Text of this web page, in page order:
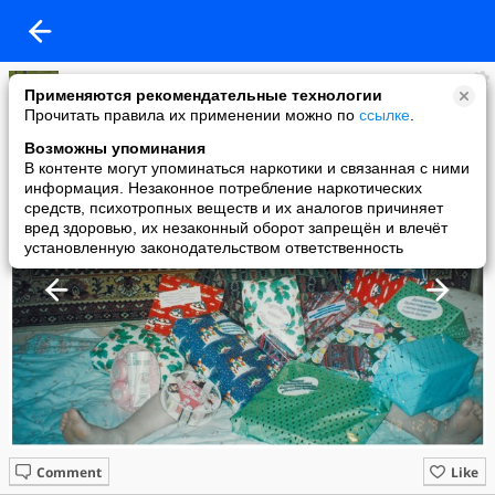
Применяются рекомендательные технологии
Прочитать правила их применении можно по ссылке
Возможны упоминания
В контенте могут упоминаться наркотики и связанная с ними
информация. Незаконное потребление наркотических
средств, психотропных веществ и их аналогов причиняет
вред здоровью, их незаконный оборот запрещён и влечёт
установленную законодательством ответственность
Leonov
added a photo
26 Jul в 14:57
Like
Comment